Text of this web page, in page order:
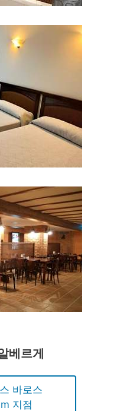
베르게
바로스
지점